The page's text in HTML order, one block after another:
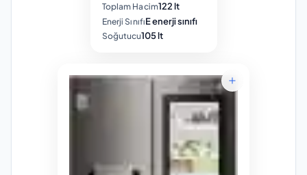
Toplam Hacim122 lt
Enerji SınıfıE enerji sınıfı
Soğutucu105 lt